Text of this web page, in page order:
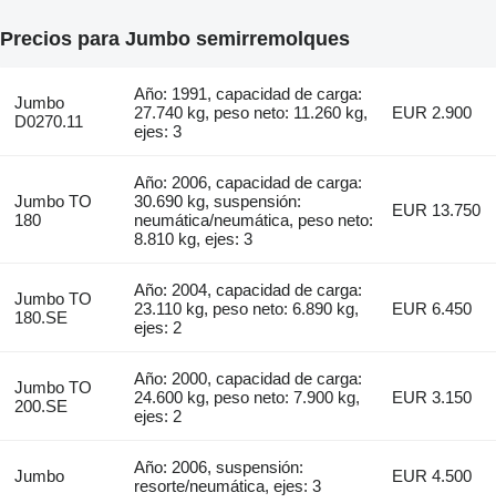
Precios para Jumbo semirremolques
Jumbo
D0270.11
Año: 1991, capacidad de carga:
27.740 kg, peso neto: 11.260 kg,
ejes: 3
EUR 2.900
Jumbo TO
180
Año: 2006, capacidad de carga:
30.690 kg, suspensión:
neumática/neumática, peso neto:
8.810 kg, ejes: 3
EUR 13.750
Jumbo TO
180.SE
Año: 2004, capacidad de carga:
23.110 kg, peso neto: 6.890 kg,
ejes: 2
EUR 6.450
Jumbo TO
200.SE
Año: 2000, capacidad de carga:
24.600 kg, peso neto: 7.900 kg,
ejes: 2
EUR 3.150
Jumbo
Año: 2006, suspensión:
resorte/neumática, ejes: 3
EUR 4.500